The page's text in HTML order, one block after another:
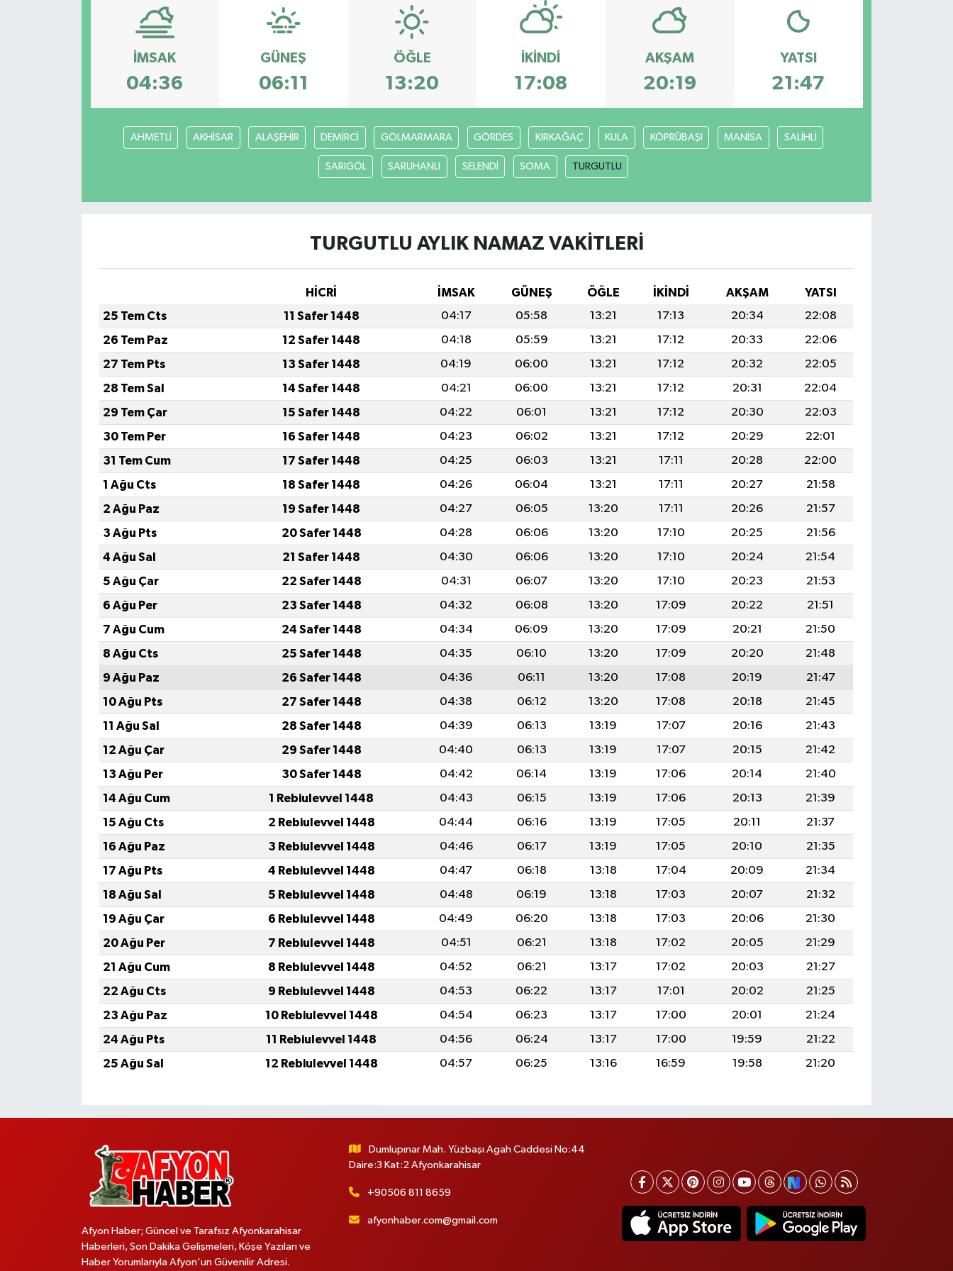
İMSAK
04:36
GÜNEŞ
06:11
ÖĞLE
13:20
İKINDI
17:08
AKŞAM
20:19
YATSI
21:47
AHMETLİ AKHİSAR ALAŞEHİR DEMİRCİ GÖLMARMARA GÖRDES KIRKAĞAÇ KULA KÖPRÜBAŞI MANİSA SALİHLİ
SARIGÖL SARUHANLI SELENDİ SOMA TURGUTLU
TURGUTLU AYLIK NAMAZ VAKITLERI
HİCRİ İMSAK GÜNEŞ ÖĞLE İKINDI AKŞAM
YATSI
25 Tem Cts
11 Safer 1448 04:17 05:58 13:21 17:13 20:34
22:08
26 Tem Paz
12 Safer 1448 04:18 05:59 13:21 17:12 20:33
22:06
27 Tem Pts
13 Safer 1448 04:19 06:00 13:21 17:12 20:32
22:05
28 Tem Sal
14 Safer 1448 04:21 06:00 13:21 17:12 20:31
22:04
29 Tem Çar
15 Safer 1448 04:22 06:01 13:21 17:12 20:30
22:03
30 Tem Per
16 Safer 1448 04:23 06:02 13:21 17:12 20:29
22:01
31 Tem Cum
17 Safer 1448 04:25 06:03 13:21 17:11 20:28
22:00
1 Ağu Cts
18 Safer 1448 04:26 06:04 13:21 17:11 20:27
21:58
2 Ağu Paz
19 Safer 1448 04:27 06:05 13:20 17:11 20:26
21:57
3 Ağu Pts
20 Safer 1448 04:28 06:06 13:20 17:10 20:25
21:56
4 Ağu Sal
21 Safer 1448 04:30 06:06 13:20 17:10 20:24
21:54
5 Ağu Çar
22 Safer 1448 04:31 06:07 13:20 17:10 20:23
21:53
6 Ağu Per
23 Safer 1448 04:32 06:08 13:20 17:09 20:22
21:51
7 Ağu Cum
24 Safer 1448 04:34 06:09 13:20 17:09 20:21
21:50
8 Ağu Cts
25 Safer 1448 04:35 06:10 13:20 17:09 20:20
21:48
9 Ağu Paz
26 Safer 1448 04:36 06:11 13:20 17:08 20:19
21:47
10 Ağu Pts
27 Safer 1448 04:38 06:12 13:20 17:08 20:18
21:45
11 Ağu Sal
28 Safer 1448 04:39 06:13 13:19 17:07 20:16
21:43
12 Ağu Çar
29 Safer 1448 04:40 06:13 13:19 17:07 20:15
21:42
13 Ağu Per
30 Safer 1448 04:42 06:14 13:19 17:06 20:14
21:40
14 Ağu Cum
1 Rebiulevvel 1448 04:43 06:15 13:19 17:06 20:13
21:39
15 Ağu Cts
2 Rebiulevvel 1448 04:44 06:16 13:19 17:05 20:11
21:37
16 Ağu Paz
3 Rebiulevvel 1448 04:46 06:17 13:19 17:05 20:10
21:35
17 Ağu Pts
4 Rebiulevvel 1448 04:47 06:18 13:18 17:04 20:09
21:34
18 Ağu Sal
5 Rebiulevvel 1448 04:48 06:19 13:18 17:03 20:07
21:32
19 Ağu Çar
6 Rebiulevvel 1448 04:49 06:20 13:18 17:03 20:06
21:30
20 Ağu Per
7 Rebiulevvel 1448 04:51 06:21 13:18 17:02 20:05
21:29
21 Ağu Cum
8 Rebiulevvel 1448 04:52 06:21 13:17 17:02 20:03
21:27
22 Ağu Cts
9 Rebiulevvel 1448 04:53 06:22 13:17 17:01 20:02
21:25
23 Ağu Paz
10 Rebiulevvel 1448 04:54 06:23 13:17 17:00 20:01
21:24
24 Ağu Pts
11 Rebiulevvel 1448 04:56 06:24 13:17 17:00 19:59
21:22
25 Ağu Sal
12 Rebiulevvel 1448 04:57 06:25 13:16 16:59 19:58 21:20
Afyon Haber; Güncel ve Tarafsız Afyonkarahisar
Haberleri, Son Dakika Gelişmeleri, Köşe Yazıları ve
Haber Yorumlarıyla Afyon'un Güvenilir Adresi.
Dumlupınar Mah. Yüzbaşı Agah Caddesi No:44
Daire:3 Kat:2 Afyonkarahisar
+90506 811 8659
afyonhaber.com@gmail.com